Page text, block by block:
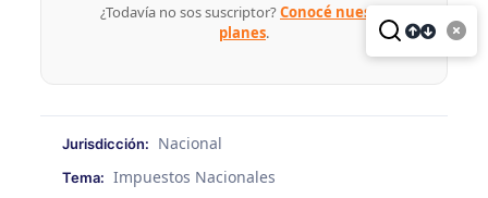
¿Todavía no sos suscriptor?Conocé nuestros
planes.
Jurisdicción: Nacional
Tema: Impuestos Nacionales